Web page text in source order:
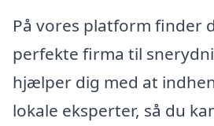
På vores platform finder
perfekte firma til
hjælper dig med at
lokale eksperter, så du